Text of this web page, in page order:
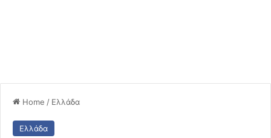
Home / Ελλάδα
Ελλάδα